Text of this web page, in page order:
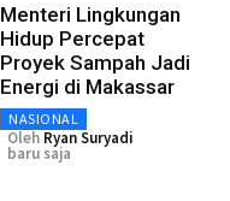
Menteri Lingkungan
Hidup Percepat
Proyek Sampah Jadi
Energi di Makassar
NASIONAL
Oleh Ryan Suryadi
baru saja